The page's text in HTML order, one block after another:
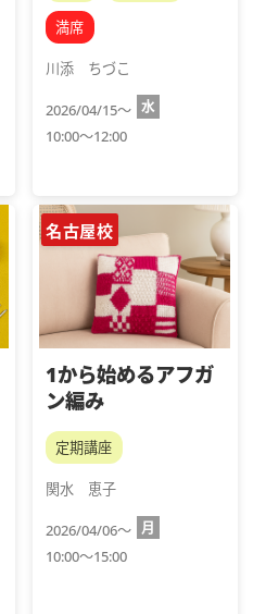
満席
川添　ちづこ
2026/04/15～ 水
10:00～12:00
名古屋校
1から始めるアフガ
ン編み
定期講座
関水　恵子
2026/04/06～ 月
10:00～15:00